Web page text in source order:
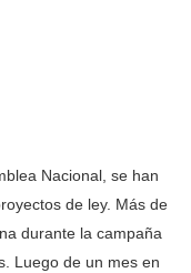
Nacional, se han
de ley. Más de
durante la campaña
Luego de un mes en